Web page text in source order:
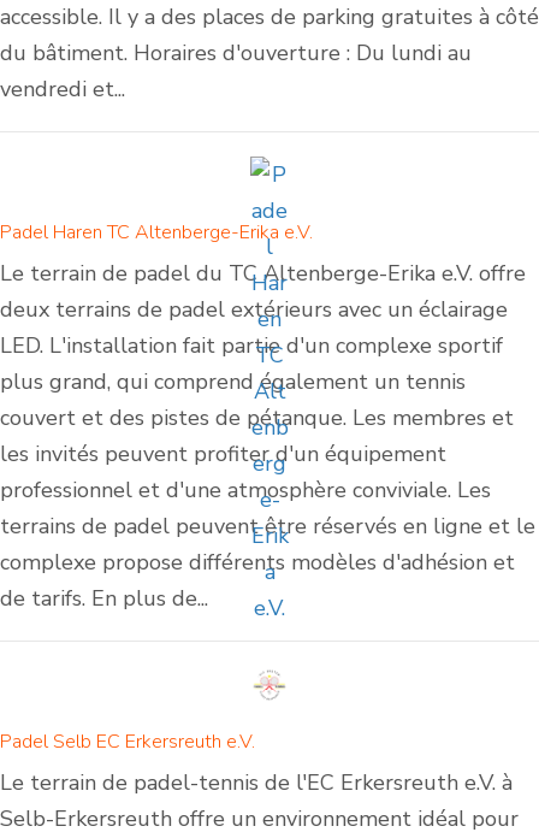
accessible. Il y a des places de parking gratuites à côté
du bâtiment. Horaires d'ouverture : Du lundi au
vendredi et...
Padel Haren TC Altenberge-Erika e.V.
Le terrain de padel du TC Altenberge-Erika e.V. offre
deux terrains de padel extérieurs avec un éclairage
LED. L'installation fait partie d'un complexe sportif
plus grand, qui comprend également un tennis
couvert et des pistes de pétanque. Les membres et
les invités peuvent profiter d'un équipement
professionnel et d'une atmosphère conviviale. Les
terrains de padel peuvent être réservés en ligne et le
complexe propose différents modèles d'adhésion et
de tarifs. En plus de...
Padel Selb EC Erkersreuth e.V.
Le terrain de padel-tennis de l'EC Erkersreuth e.V. à
Selb-Erkersreuth offre un environnement idéal pour